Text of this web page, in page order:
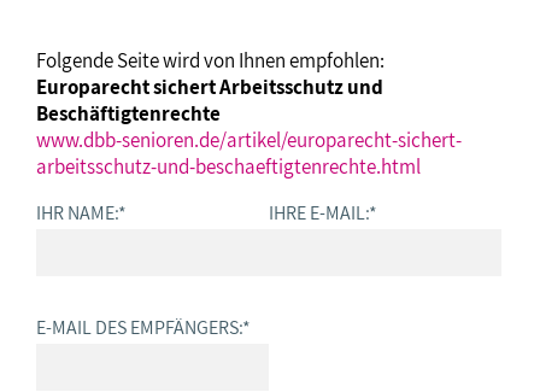
Folgende Seite wird von Ihnen empfohlen:
Europarecht sichert Arbeitsschutz und
Beschäftigtenrechte
www.dbb-senioren.de/artikel/europarecht-sichert-
arbeitsschutz-und-beschaeftigtenrechte.html
IHR NAME:* IHRE E-MAIL:*
E-MAIL DES EMPFÄNGERS:*